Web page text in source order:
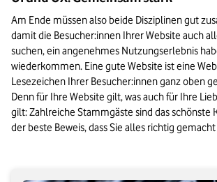
Am Ende müssen also beide Disziplinen gut
damit die Besucher:innen Ihrer Website auch
suchen, ein angenehmes Nutzungserlebnis
wiederkommen. Eine gute Website ist eine
Lesezeichen Ihrer Besucher:innen ganz oben
Denn für Ihre Website gilt, was auch für Ihre
gilt: Zahlreiche Stammgäste sind das schönste
der beste Beweis, dass Sie alles richtig